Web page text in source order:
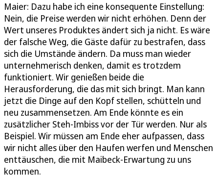
Maier: Dazu habe ich eine konsequente Einstellung:
Nein, die Preise werden wir nicht erhöhen. Denn der
Wert unseres Produktes ändert sich ja nicht. Es wäre
der falsche Weg, die Gäste dafür zu bestrafen, dass
sich die Umstände ändern. Da muss man wieder
unternehmerisch denken, damit es trotzdem
funktioniert. Wir genießen beide die
Herausforderung, die das mit sich bringt. Man kann
jetzt die Dinge auf den Kopf stellen, schütteln und
neu zusammensetzen. Am Ende könnte es ein
zusätzlicher Steh-Imbiss vor der Tür werden. Nur als
Beispiel. Wir müssen am Ende eher aufpassen, dass
wir nicht alles über den Haufen werfen und Menschen
enttäuschen, die mit Maibeck-Erwartung zu uns
kommen.